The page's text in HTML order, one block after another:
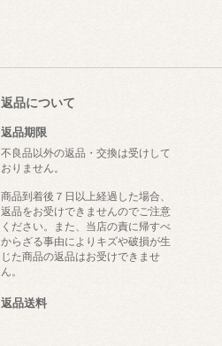
返品について
返品期限
不良品以外の返品・交換は受けして
おりません。
商品到着後７日以上経過した場合、
返品をお受けできませんのでご注意
ください。また、当店の責に帰すべ
からざる事由によりキズや破損が生
じた商品の返品はお受けできませ
ん。
返品送料